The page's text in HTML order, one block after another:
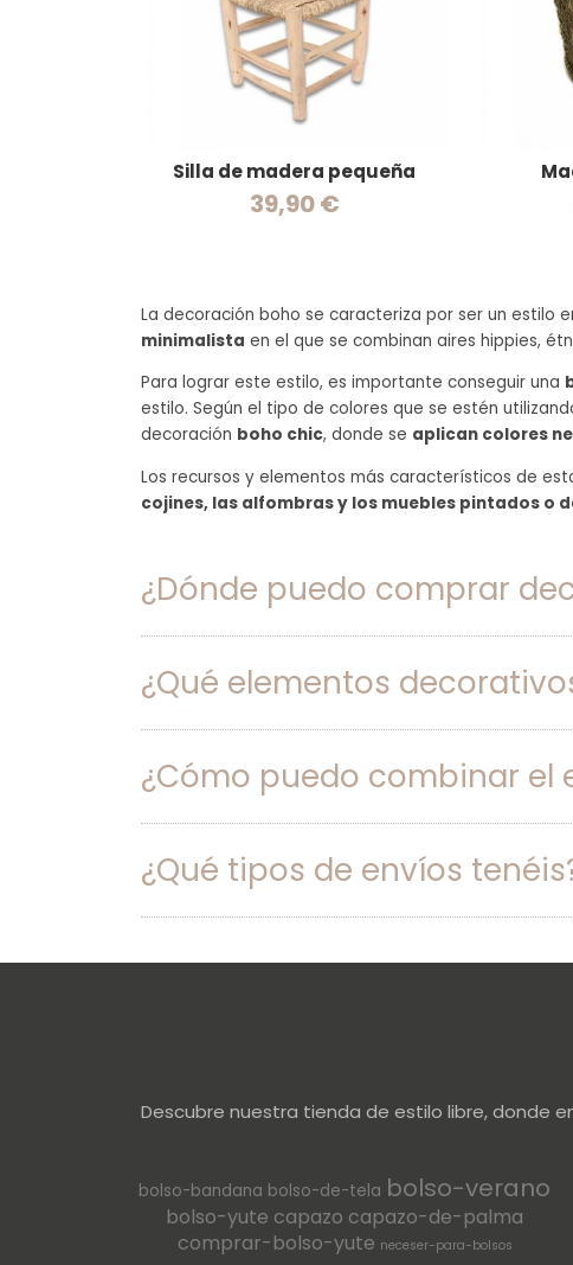
Silla de madera pequeña
39,90 €
La decoración boho se caracteriza por ser un estilo
minimalista en el que se combinan aires hippies,
Para lograr este estilo, es importante conseguir una
estilo. Según el tipo de colores que se estén
decoración boho chic, donde se aplican colores
Los recursos y elementos más característicos de
cojines, las alfombras y los muebles pintados o
¿Dónde puedo comprar
¿Qué elementos
¿Cómo puedo combinar el
¿Qué tipos de envíos
Descubre nuestra tienda de estilo libre, donde
bolso-bandana bolso-de-tela bolso-verano
bolso-yute capazo capazo-de-palma
comprar-bolso-yute neceser-para-bolsos